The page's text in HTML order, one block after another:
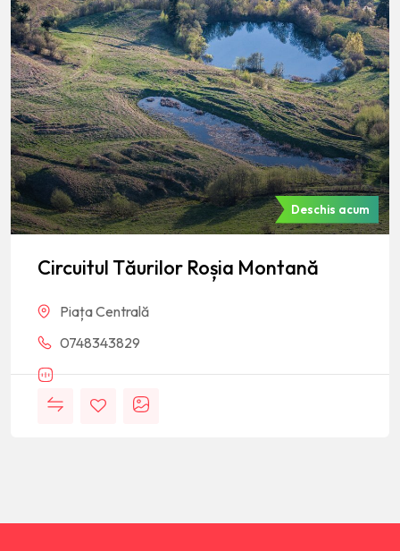
Deschis acum
Circuitul Tăurilor Roșia Montană
Piața Centrală
0748343829